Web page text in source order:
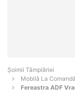
Șoimii Tâmplăriei
Mobilă La
Fereastra ADF